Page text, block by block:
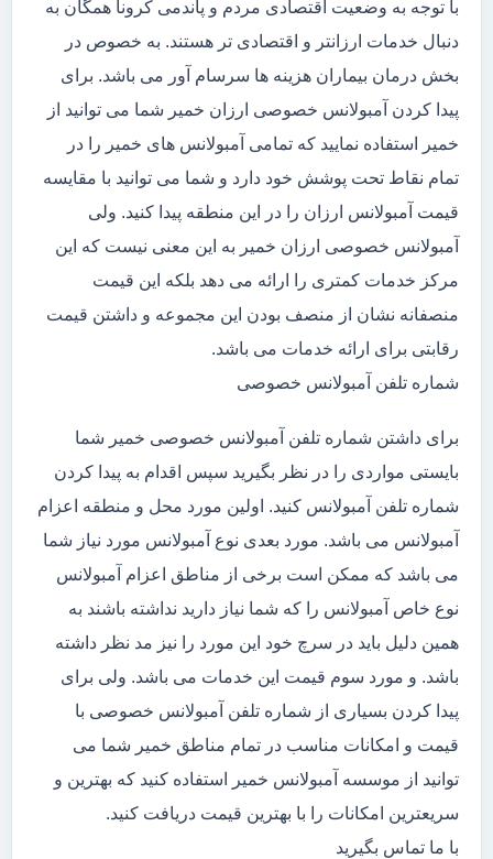
با توجه به وضعیت اقتصادی مردم و پاندمی کرونا همگان به
دنبال خدمات ارزانتر و اقتصادی تر هستند. به خصوص در
بخش درمان بیماران هزینه ها سرسام آور می باشد. برای
پیدا کردن آمبولانس خصوصی ارزان خمیر شما می توانید از
خمیر استفاده نمایید که تمامی آمبولانس های خمیر را در
تمام نقاط تحت پوشش خود دارد و شما می توانید با مقایسه
قیمت آمبولانس ارزان را در این منطقه پیدا کنید. ولی
آمبولانس خصوصی ارزان خمیر به این معنی نیست که این
مرکز خدمات کمتری را ارائه می دهد بلکه این قیمت
منصفانه نشان از منصف بودن این مجموعه و داشتن قیمت
رقابتی برای ارائه خدمات می باشد.
شماره تلفن آمبولانس خصوصی
برای داشتن شماره تلفن آمبولانس خصوصی خمیر شما
بایستی مواردی را در نظر بگیرید سپس اقدام به پیدا کردن
شماره تلفن آمبولانس کنید. اولین مورد محل و منطقه اعزام
آمبولانس می باشد. مورد بعدی نوع آمبولانس مورد نیاز شما
می باشد که ممکن است برخی از مناطق اعزام آمبولانس
نوع خاص آمبولانس را که شما نیاز دارید نداشته باشند به
همین دلیل باید در سرچ خود این مورد را نیز مد نظر داشته
باشد. و مورد سوم قیمت این خدمات می باشد. ولی برای
پیدا کردن بسیاری از شماره تلفن آمبولانس خصوصی با
قیمت و امکانات مناسب در تمام مناطق خمیر شما می
توانید از موسسه آمبولانس خمیر استفاده کنید که بهترین و
سریعترین امکانات را با بهترین قیمت دریافت کنید.
با ما تماس بگیرید